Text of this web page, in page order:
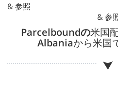
& 参照
& 参
Parcelboundの米国
Albaniaから米国